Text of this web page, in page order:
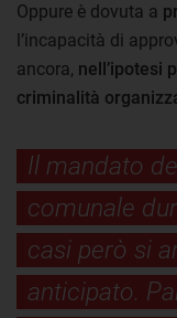
Oppure è dovuta a
l’incapacità di
ancora, nell’ipotesi
criminalità
Il mandato
comunale
casi però si
anticipato.